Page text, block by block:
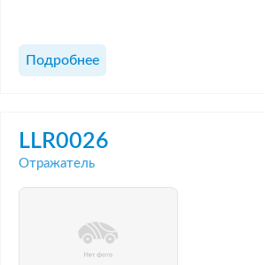
Подробнее
LLR0026
Отражатель